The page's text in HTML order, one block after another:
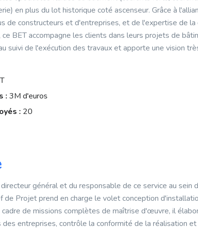
en plus du lot historique coté ascenseur. Grâce à
de constructeurs et d'entreprises, et de l'expertise de
BET accompagne les clients dans leurs projets de
suivi de l'exécution des travaux et apporte une vision
: 3M d'euros
: 20
général et du responsable de ce service au sein
de Projet prend en charge le volet conception
de missions complètes de maîtrise d'œuvre, il
entreprises, contrôle la conformité de la réalisation